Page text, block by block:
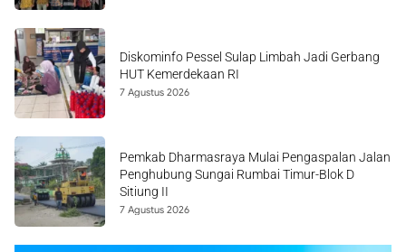
Diskominfo Pessel Sulap Limbah Jadi Gerbang
HUT Kemerdekaan RI
7 Agustus 2026
Pemkab Dharmasraya Mulai Pengaspalan Jalan
Penghubung Sungai Rumbai Timur-Blok D
Sitiung II
7 Agustus 2026